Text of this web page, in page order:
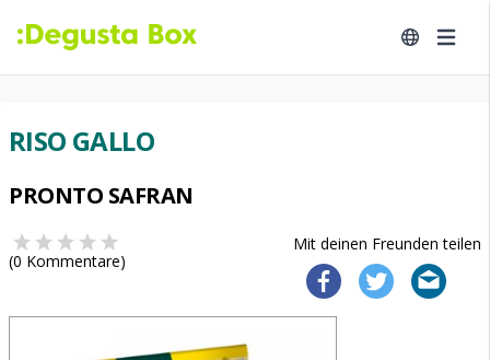
RISO GALLO
PRONTO SAFRAN
Mit deinen Freunden teilen
(0 Kommentare)